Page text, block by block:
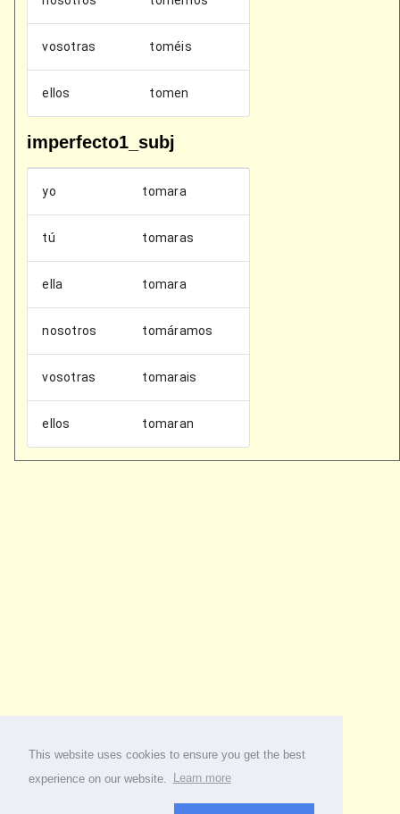
This website uses cookies to ensure you get the best
experience on our website.
Learn more